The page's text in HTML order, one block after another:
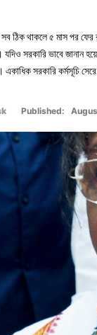
ঠিক থাকলে ৫ মাস পর ফের
যদিও সরকারি ভাবে জানান
সরকারি কর্মসূচি
Published: